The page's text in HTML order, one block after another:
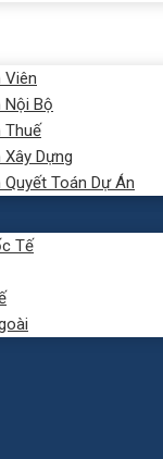
Viên
Nội Bộ
Thuế
Dựng
Toán Dự Án
Tế